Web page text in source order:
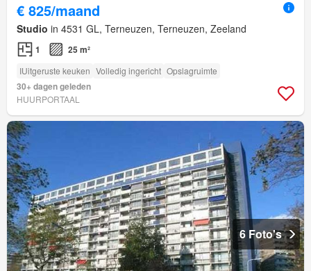
€ 825/maand
Studio in 4531 GL, Terneuzen, Terneuzen, Zeeland
1 25 m²
IUitgeruste keuken Volledig ingericht Opslagruimte
30+ dagen geleden
HUURPORTAAL
6 Foto's